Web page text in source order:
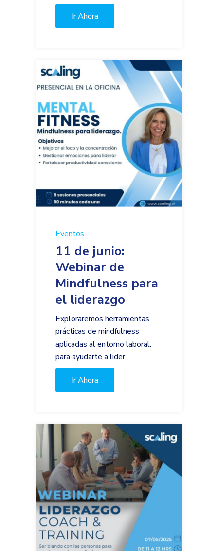
Ir Ahora
Eventos
11 de junio:
Webinar de
Mindfulness para
el liderazgo
Exploraremos herramientas
prácticas de mindfulness
aplicadas al entorno laboral,
para ayudarte a lider
Ir Ahora